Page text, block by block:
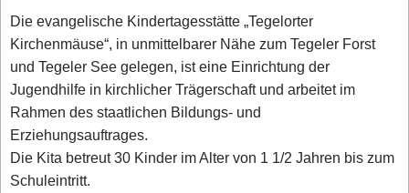
Die evangelische Kindertagesstätte „Tegelorter
Kirchenmäuse“, in unmittelbarer Nähe zum Tegeler Forst
und Tegeler See gelegen, ist eine Einrichtung der
Jugendhilfe in kirchlicher Trägerschaft und arbeitet im
Rahmen des staatlichen Bildungs- und
Erziehungsauftrages.
Die Kita betreut 30 Kinder im Alter von 1 1/2 Jahren bis zum
Schuleintritt.